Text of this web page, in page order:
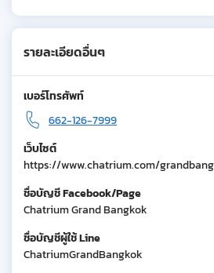
รายละเอียดอื่นๆ
เบอร์โทรศัพท์
662-126-7999
เว็บไซต์
https://www.chatrium.com/
ชื่อบัญชี Facebook/Page
Chatrium Grand Bangkok
ชื่อบัญชีผู้ใช้ Line
ChatriumGrandBangkok